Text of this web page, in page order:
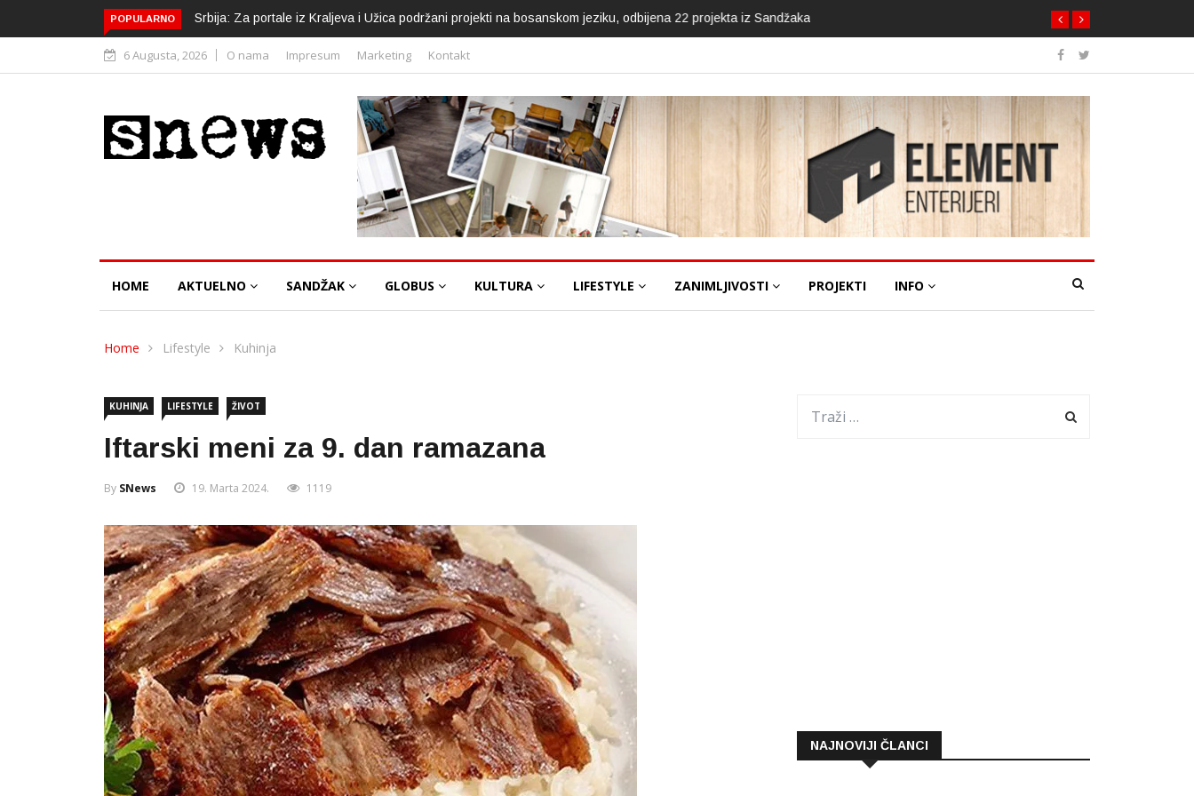
POPULARNO Srbija: Za portale iz Kraljeva i Užica podržani projekti na bosanskom jeziku, odbijena 22 projekta iz Sandžaka
6 Augusta, 2026 O nama Impresum Marketing Kontakt
HOME AKTUELNO SANDŽAK GLOBUS KULTURA LIFESTYLE ZANIMLJIVOSTI PROJEKTI INFO
Home Lifestyle Kuhinja
KUHINJA LIFESTYLE ŽIVOT
Iftarski meni za 9. dan ramazana
By SNews 19. Marta 2024. 1119
NAJNOVIJI ČLANCI